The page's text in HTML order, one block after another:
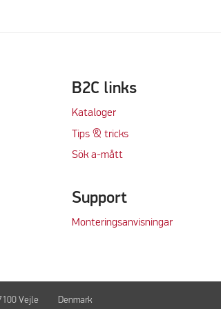
B2C links
Kataloger
Tips & tricks
Sök a-mått
Support
Monteringsanvisningar
Vejle Denmark